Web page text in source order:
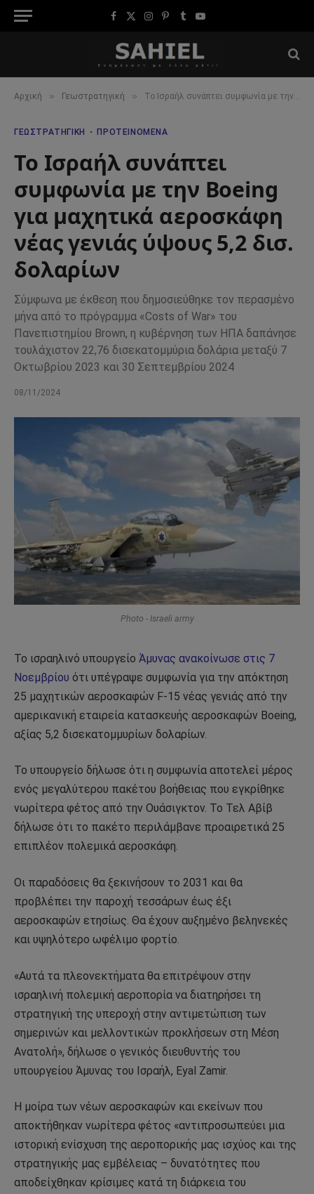
Facebook
X
Instagram
Pinterest
TumblrYouTube
Αρχική » Γεωστρατηγική » Το Ισραήλ συνάπτει συμφωνία με την Boeing για μαχητικά αεροσκάφη νέας γενιάς ύψους 5,2 δισ. δολαρίων
ΓΕΩΣΤΡΑΤΗΓΙΚΉ ΠΡΟΤΕΙΝΌΜΕΝΑ
Το Ισραήλ συνάπτει
συμφωνία με την Boeing
για μαχητικά αεροσκάφη
νέας γενιάς ύψους 5,2 δισ.
δολαρίων
Σύμφωνα με έκθεση που δημοσιεύθηκε τον περασμένο
μήνα από το πρόγραμμα «Costs of War» του
Πανεπιστημίου Brown, η κυβέρνηση των ΗΠΑ δαπάνησε
τουλάχιστον 22,76 δισεκατομμύρια δολάρια μεταξύ 7
Οκτωβρίου 2023 και 30 Σεπτεμβρίου 2024
08/11/2024
Photo - Israeli army
Το ισραηλινό υπουργείο Άμυνας ανακοίνωσε στις 7
Νοεμβρίου ότι υπέγραψε συμφωνία για την απόκτηση
25 μαχητικών αεροσκαφών F-15 νέας γενιάς από την
αμερικανική εταιρεία κατασκευής αεροσκαφών Boeing,
αξίας 5,2 δισεκατομμυρίων δολαρίων.
Το υπουργείο δήλωσε ότι η συμφωνία αποτελεί μέρος
ενός μεγαλύτερου πακέτου βοήθειας που εγκρίθηκε
νωρίτερα φέτος από την Ουάσιγκτον. Το Τελ Αβίβ
δήλωσε ότι το πακέτο περιλάμβανε προαιρετικά 25
επιπλέον πολεμικά αεροσκάφη.
Οι παραδόσεις θα ξεκινήσουν το 2031 και θα
προβλέπει την παροχή τεσσάρων έως έξι
αεροσκαφών ετησίως. Θα έχουν αυξημένο βεληνεκές
και υψηλότερο ωφέλιμο φορτίο.
«Αυτά τα πλεονεκτήματα θα επιτρέψουν στην
ισραηλινή πολεμική αεροπορία να διατηρήσει τη
στρατηγική της υπεροχή στην αντιμετώπιση των
σημερινών και μελλοντικών προκλήσεων στη Μέση
Ανατολή», δήλωσε ο γενικός διευθυντής του
υπουργείου Άμυνας του Ισραήλ, Eyal Zamir.
Η μοίρα των νέων αεροσκαφών και εκείνων που
αποκτήθηκαν νωρίτερα φέτος «αντιπροσωπεύει μια
ιστορική ενίσχυση της αεροπορικής μας ισχύος και της
στρατηγικής μας εμβέλειας – δυνατότητες που
αποδείχθηκαν κρίσιμες κατά τη διάρκεια του